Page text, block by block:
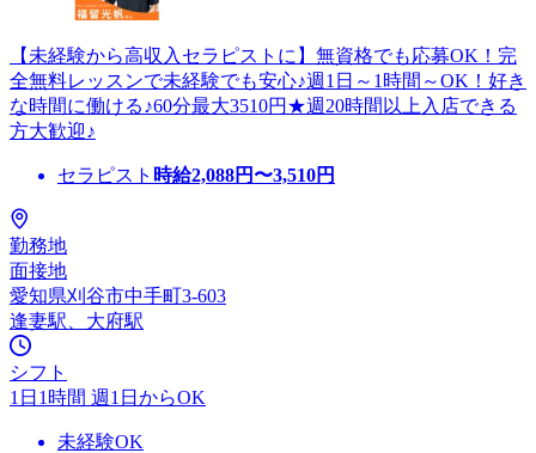
【未経験から高収入セラピストに】無資格でも応募OK！完
全無料レッスンで未経験でも安心♪週1日～1時間～OK！好き
な時間に働ける♪60分最大3510円★週20時間以上入店できる
方大歓迎♪
セラピスト 時給2,088円〜3,510円
勤務地
面接地
愛知県刈谷市中手町3-603
逢妻駅、大府駅
シフト
1日1時間 週1日からOK
未経験OK